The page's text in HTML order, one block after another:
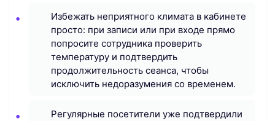
Избежать неприятного климата в кабинете
просто: при записи или при входе прямо
попросите сотрудника проверить
температуру и подтвердить
продолжительность сеанса, чтобы
исключить недоразумения со временем.
Регулярные посетители уже подтвердили